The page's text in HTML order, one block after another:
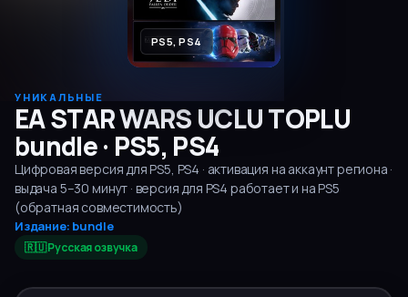
PS5, PS4
УНИКАЛЬНЫЕ
EA STAR WARS UCLU TOPLU
bundle· PS5, PS4
Цифровая версия дляPS5, PS4 · активация на аккаунт региона ·
выдача 5–30 минут · версия для PS4 работает и на PS5
(обратная совместимость)
Издание: bundle
🇷🇺 Русская озвучка